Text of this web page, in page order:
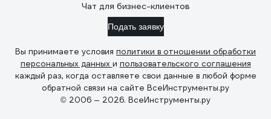
Чат для бизнес-клиентов
Подать заявку
Вы принимаете условия политики в отношении обработки
персональных данных и пользовательского соглашения
каждый раз, когда оставляете свои данные в любой форме
обратной связи на сайте ВсеИнструменты.ру
© 2006 — 2026. ВсеИнструменты.ру